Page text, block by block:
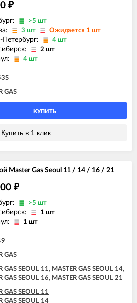
₽
>5 шт
3 шт Ожидается 1 шт
Петербург: 4 шт
2 шт
4 шт
GAS
КУПИТЬ
Купить в 1 клик
Master Gas Seoul 11 / 14 / 16 / 21
₽
>5 шт
1 шт
1 шт
GAS
GAS SEOUL 11, MASTER GAS SEOUL 14,
GAS SEOUL 16, MASTER GAS SEOUL 21
GAS SEOUL 11
GAS SEOUL 14